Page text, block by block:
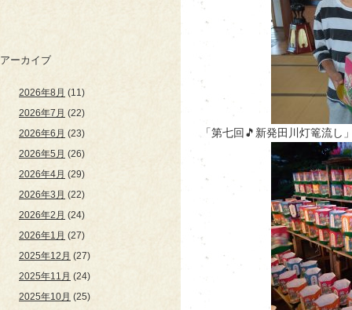
アーカイブ
2026年8月 (11)
2026年7月 (22)
2026年6月 (23)
2026年5月 (26)
2026年4月 (29)
2026年3月 (22)
2026年2月 (24)
2026年1月 (27)
2025年12月 (27)
2025年11月 (24)
2025年10月 (25)
「第七回🎵新発田川灯篭流